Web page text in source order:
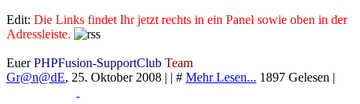
Edit: Die Links findet Ihr jetzt rechts in ein Panel sowie oben in der
Adressleiste.
EuerPHPFusion-SupportClub Team
Gr@n@dE, 25. Oktober 2008 | | # Mehr Lesen... 1897 Gelesen |